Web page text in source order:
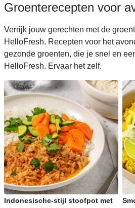
Groenterecepten voor
Verrijk jouw gerechten met de
HelloFresh. Recepten voor het
gezonde groenten, die je snel en
HelloFresh. Ervaar het zelf.
Indonesische-stijl stoofpot met